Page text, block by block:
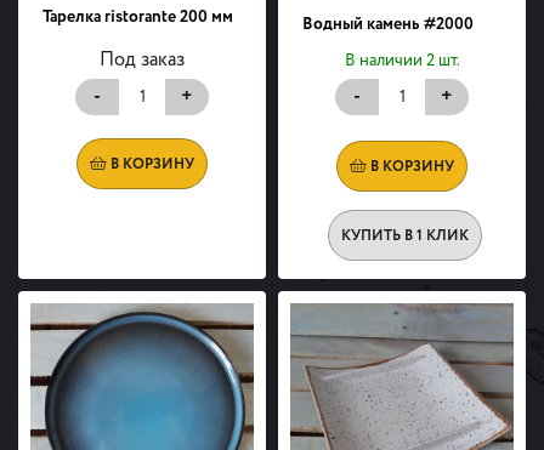
Тарелка ristorante 200 мм
Под заказ
-
+
В КОРЗИНУ
Водный камень #2000
В наличии 2 шт.
- +
В КОРЗИНУ
КУПИТЬ В 1 КЛИК